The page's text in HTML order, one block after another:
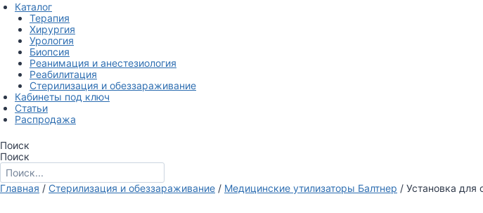
Каталог
Терапия
Хирургия
Урология
Биопсия
Реанимация и анестезиология
Реабилитация
Стерилизация и обеззараживание
Кабинеты под ключ
Статьи
Распродажа
Поиск
Поиск
Главная / Стерилизация и обеззараживание / Медицинские утилизаторы Балтнер / Установка